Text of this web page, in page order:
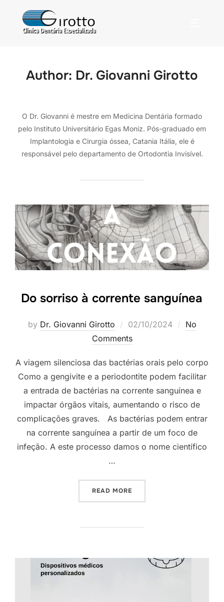
Author: Dr. Giovanni Girotto
O Dr. Giovanni é mestre em Medicina Dentária formado
pelo Instituto Universitário Egas Moniz. Pós-graduado em
Implantologia e Cirurgia óssea, Catania Itália, ele é
responsável pelo departamento de Ortodontia Invisível.
Do sorriso à corrente sanguínea
by Dr. Giovanni Girotto 02/10/2024
No
Comments
A viagem silenciosa das bactérias orais pelo corpo
Como a gengivite e a periodontite podem facilitar
a entrada de bactérias na corrente sanguínea e
impactar órgãos vitais, aumentando o risco de
complicações graves. As bactérias podem entrar
na corrente sanguínea a partir de um foco de
infeção. A este processo damos o nome científico
…
READ MORE